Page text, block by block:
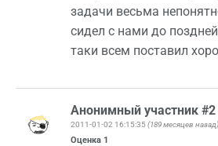
задачи весьма
сидел с нами до
таки всем поставил
Анонимный участник #2
2011-01-02 16:15:35 (189 месяцев назад)
Оценка 1